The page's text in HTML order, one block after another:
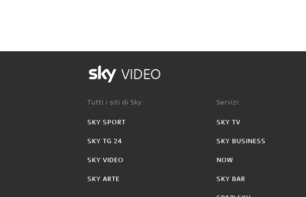
VIDEO
Tutti i siti di Sky:
SKY SPORT
SKY TG 24
SKY VIDEO
SKY ARTE
Servizi:
SKY TV
SKY BUSINESS
NOW
SKY BAR